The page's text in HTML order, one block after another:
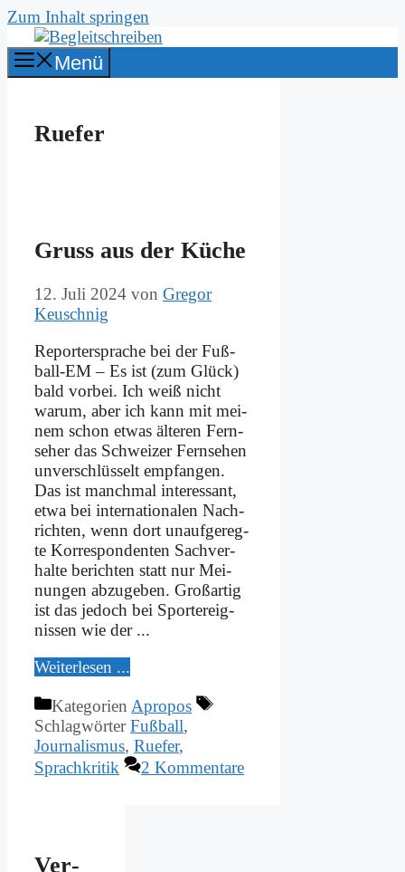
Zum Inhalt springen
Menü
Ruefer
Gruss aus der Kü­che
12. Juli 2024 von Gregor
Keuschnig
Re­por­ter­spra­che bei der Fuß­­
ball-EM – Es ist (zum Glück)
bald vor­bei. Ich weiß nicht
war­um, aber ich kann mit mei­
nem schon et­was äl­te­ren Fern­
se­her das Schwei­zer Fern­se­hen
un­ver­schlüs­selt emp­fan­gen.
Das ist manch­mal in­ter­es­sant,
et­wa bei in­ter­na­tio­na­len Nach­
rich­ten, wenn dort un­auf­ge­reg­
te Kor­re­spon­den­ten Sach­ver­
hal­te be­rich­ten statt nur Mei­
nun­gen ab­zu­ge­ben. Groß­ar­tig
ist das je­doch bei Sport­er­eig­
nis­sen wie der ...
Wei­ter­le­sen ...
Kategorien Apropos
SchlagwörterFußball,
Journalismus, Ruefer,
Sprachkritik
2 Kommentare
Ver­